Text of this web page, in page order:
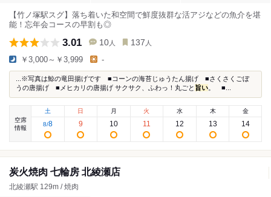
【竹ノ塚駅スグ】落ち着いた和空間で鮮度抜群な活アジなどの魚介を堪
能！忘年会コースの早割も◎
3.01 10 人 137 人
￥3,000～￥3,999 -
...※写真は鯨の竜田揚げです ■コーンの海苔じゅうたん揚げ ■さくさくごぼ
うの唐揚げ ■メヒカリの唐揚げ サクサク、ふわっ！丸ごと 旨い 。 ■...
空席
情報
土
8/8
日
9
月
10
火
11
水
12
木
13
金
14
炭火焼肉 七輪房 北綾瀬店
北綾瀬駅 129m / 焼肉